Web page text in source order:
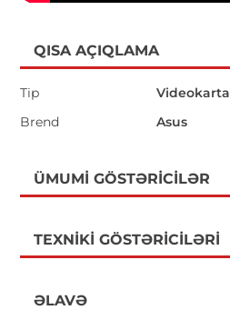
QISA AÇIQLAMA
Tip
Videokarta
Brend
Asus
ÜMUMI GÖSTƏRICILƏR
TEXNIKI GÖSTƏRICILƏRI
ƏLAVƏ